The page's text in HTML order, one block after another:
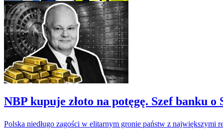
NBP kupuje złoto na potęgę. Szef banku o
Polska niedługo zagości w elitarnym gronie państw z największymi